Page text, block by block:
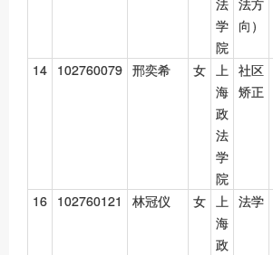
学
院
向）
14 102760079 邢奕希 女
上
海
政
法
学
院
社区
矫正
16 102760121 林冠仪 女
上
海
政
法学